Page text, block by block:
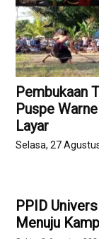
Pembukaan
Puspe
Layar
Selasa, 27
PPID
Menuju